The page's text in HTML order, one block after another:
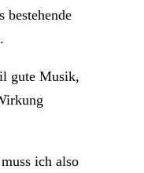
bestehende
gute Musik,
ich also